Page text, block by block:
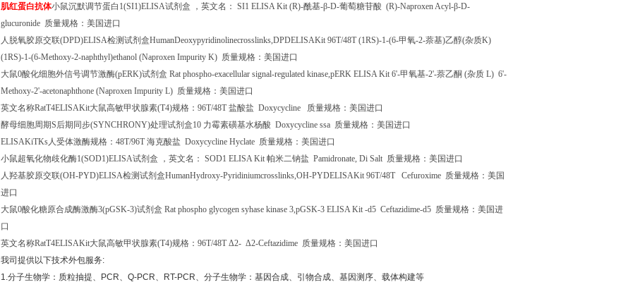
肌红蛋白抗体小鼠沉默调节蛋白 1(SI1)ELISA试剂盒 ，英文名： SI1 ELISA Kit (R)-酰基-β-D-葡萄糖苷酸 (R)-Naproxen Acyl-β-D-
glucuronide 质量规格：美国进口
人脱氧胶原交联(DPD)ELISA检测试剂盒HumanDeoxypyridinolinecrosslinks,DPDELISAKit 96T/48T (1RS)-1-(6-甲氧-2-萘基)乙醇(杂质K)
(1RS)-1-(6-Methoxy-2-naphthyl)ethanol (Naproxen Impurity K) 质量规格：美国进口
大鼠0酸化细胞外信号调节激酶(pERK)试剂盒 Rat phospho-exacellular signal-regulated kinase,pERK ELISA Kit 6'-甲氧基-2'-萘乙酮 (杂质 L) 6'-
Methoxy-2'-acetonaphthone (Naproxen Impurity L) 质量规格：美国进口
英文名称RatT4ELISAKit大鼠高敏甲状腺素(T4)规格： 96T/48T 盐酸盐 Doxycycline 质量规格：美国进口
酵母细胞周期S后期同步(SYNCHRONY)处理试剂盒10 力霉素磺基水杨酸 Doxycycline ssa 质量规格：美国进口
ELISAKiTKs人受体激酶规格： 48T/96T 海克酸盐 Doxycycline Hyclate 质量规格：美国进口
小鼠超氧化物歧化酶1(SOD1)ELISA试剂盒 ，英文名： SOD1 ELISA Kit 帕米二钠盐 Pamidronate, Di Salt 质量规格：美国进口
人羟基胶原交联(OH-PYD)ELISA检测试剂盒HumanHydroxy-Pyridiniumcrosslinks,OH-PYDELISAKit 96T/48T Cefuroxime 质量规格：美国
进口
大鼠0酸化糖原合成酶激酶3(pGSK-3)试剂盒 Rat phospho glycogen syhase kinase 3,pGSK-3 ELISA Kit -d5 Ceftazidime-d5 质量规格：美国进
口
英文名称RatT4ELISAKit大鼠高敏甲状腺素(T4)规格： 96T/48T Δ2- Δ2-Ceftazidime 质量规格：美国进口
我司提供以下技术外包服务:
1.分子生物学：质粒抽提、 PCR、 Q-PCR、 RT-PCR、分子生物学：基因合成、引物合成、基因测序、载体构建等